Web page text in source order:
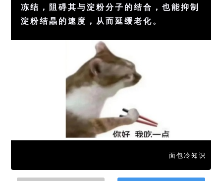
冻结，阻碍其与淀粉分子的结合，也能抑制
淀粉结晶的速度，从而延缓老化。
面包冷知识